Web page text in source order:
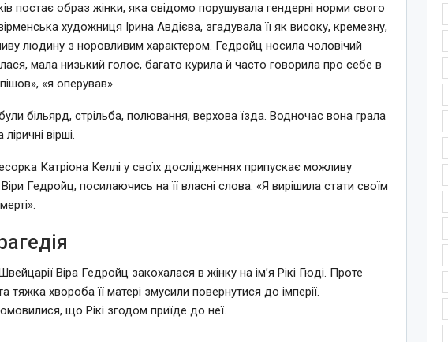
постає образ жінки, яка свідомо порушувала гендерні норми свого
художниця Ірина Авдієва, згадувала її як високу, кремезну,
людину з норовливим характером. Гедройц носила чоловічий
мала низький голос, багато курила й часто говорила про себе в
«я оперував».
більярд, стрільба, полювання, верхова їзда. Водночас вона грала
вірші.
Катріона Келлі у своїх дослідженнях припускає можливу
Гедройц, посилаючись на її власні слова: «Я вирішила стати своїм
Віра Гедройц закохалася в жінку на ім’я Рікі Гюді. Проте
тяжка хвороба її матері змусили повернутися до імперії.
що Рікі згодом приїде до неї.